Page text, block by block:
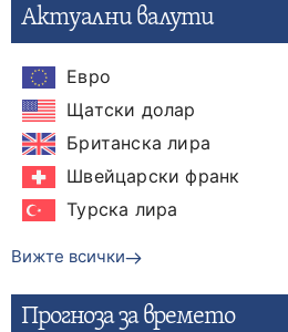
Актуални валути
Евро
Щатски долар
Британска лира
Швейцарски франк
Турска лира
Вижте всички
Прогнозa за времето